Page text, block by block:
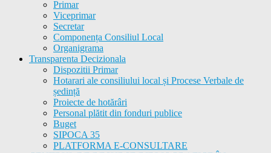
Primar
Viceprimar
Secretar
Componența Consiliul Local
Organigrama
Transparenta Decizionala
Dispozitii Primar
Hotarari ale consiliului local și Procese Verbale de
ședință
Proiecte de hotărâri
Personal plătit din fonduri publice
Buget
SIPOCA 35
PLATFORMA E-CONSULTARE